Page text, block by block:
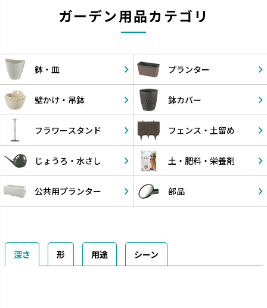
ガーデン用品カテゴリ
鉢・皿 プランター
壁かけ・ 吊鉢 鉢カバー
フラワースタンド フェンス・ 土留め
じょうろ・ 水さし 土・肥料・ 栄養剤
公共用プランター 部品
深さ 形 用途 シーン